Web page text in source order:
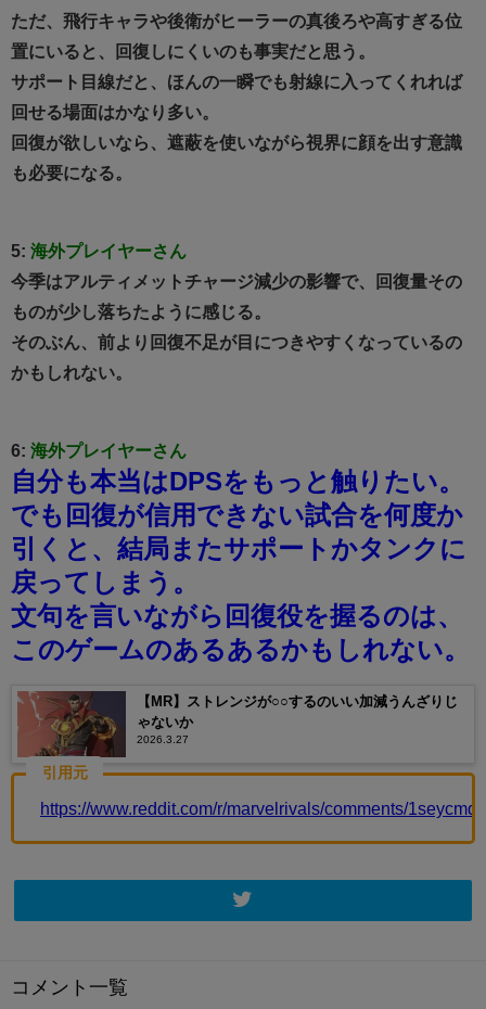
ただ、飛行キャラや後衛がヒーラーの真後ろや高すぎる位
置にいると、回復しにくいのも事実だと思う。
サポート目線だと、ほんの一瞬でも射線に入ってくれれば
回せる場面はかなり多い。
回復が欲しいなら、遮蔽を使いながら視界に顔を出す意識
も必要になる。
5: 海外プレイヤーさん
今季はアルティメットチャージ減少の影響で、回復量その
ものが少し落ちたように感じる。
そのぶん、前より回復不足が目につきやすくなっているの
かもしれない。
6: 海外プレイヤーさん
自分も本当はDPSをもっと触りたい。
でも回復が信用できない試合を何度か
引くと、結局またサポートかタンクに
戻ってしまう。
文句を言いながら回復役を握るのは、
このゲームのあるあるかもしれない。
【MR】ストレンジが○○するのいい加減うんざりじ
ゃないか
2026.3.27
引用元
https://www.reddit.com/r/marvelrivals/comments/
コメント一覧